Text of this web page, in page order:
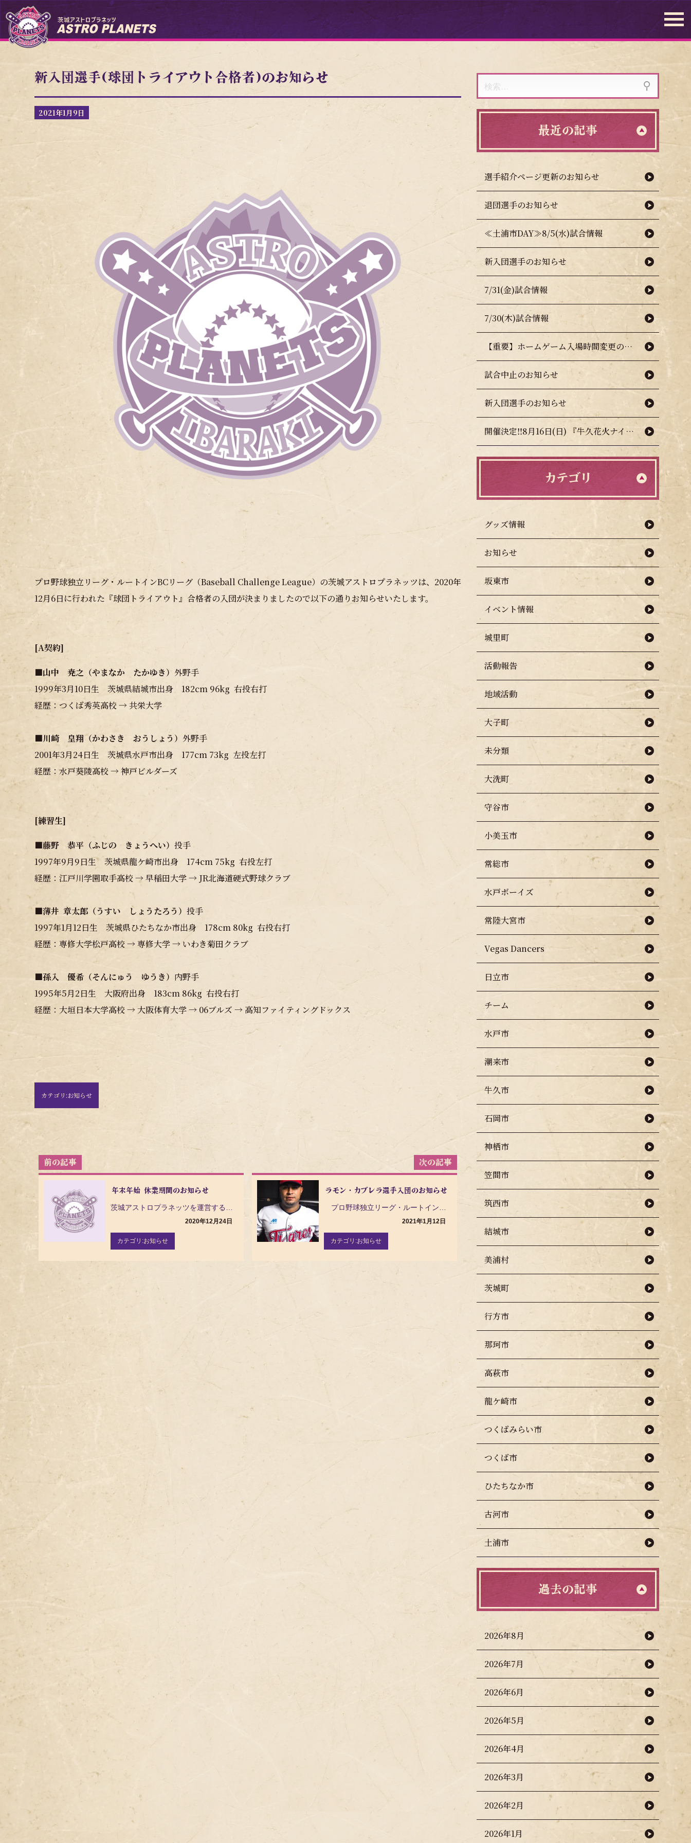
新入団選手(球団トライアウト合格者)のお知らせ
2021年1月9日
プロ野球独立リーグ・ルートインBCリーグ（Baseball Challenge League）の茨城アストロプラネッツは、2020年
12月6日に行われた『球団トライアウト』合格者の入団が決まりましたので以下の通りお知らせいたします。
[A契約]
■山中 尭之（やまなか たかゆき） 外野手
1999年3月10日生 茨城県結城市出身 182cm 96kg 右投右打
経歴：つくば秀英高校 → 共栄大学
■川崎 皇翔（かわさき おうしょう） 外野手
2001年3月24日生 茨城県水戸市出身 177cm 73kg 左投左打
経歴：水戸葵陵高校 → 神戸ビルダーズ
[練習生]
■藤野 恭平（ふじの きょうへい） 投手
1997年9月9日生 茨城県龍ケ崎市出身 174cm 75kg 右投左打
経歴：江戸川学園取手高校 → 早稲田大学 → JR北海道硬式野球クラブ
■薄井 章太郎（うすい しょうたろう） 投手
1997年1月12日生 茨城県ひたちなか市出身 178cm 80kg 右投右打
経歴：専修大学松戸高校 → 専修大学 → いわき菊田クラブ
■孫入 優希（そんにゅう ゆうき） 内野手
1995年5月2日生 大阪府出身 183cm 86kg 右投右打
経歴：大垣日本大学高校 → 大阪体育大学 → 06ブルズ → 高知ファイティングドックス
カテゴリ:お知らせ
投
稿
ナ
年末年始 休業期間のお知らせ
2020年12月24日
カテゴリ:お知らせ
ラモン・カブレラ選手入団のお知らせ
2021年1月12日
カテゴリ:お知らせ
索:
最近の記事
選手紹介ページ更新のお知らせ
退団選手のお知らせ
≪土浦市DAY≫8/5(水)試合情報
新入団選手のお知らせ
7/31(金)試合情報
7/30(木)試合情報
【重要】ホームゲーム入場時間変更のお知らせ（熱中症対策について）
試合中止のお知らせ
新入団選手のお知らせ
開催決定‼8月16日(日) 『牛久花火ナイター』🎇🧨
カテゴリ
グッズ情報
お知らせ
坂東市
イベント情報
城里町
活動報告
地域活動
大子町
未分類
大洗町
守谷市
小美玉市
常総市
水戸ボーイズ
常陸大宮市
Vegas Dancers
日立市
チーム
水戸市
潮来市
牛久市
石岡市
神栖市
笠間市
筑西市
結城市
美浦村
茨城町
行方市
那珂市
高萩市
龍ケ崎市
つくばみらい市
つくば市
ひたちなか市
古河市
土浦市
過去の記事
2026年8月
2026年7月
2026年6月
2026年5月
2026年4月
2026年3月
2026年2月
2026年1月